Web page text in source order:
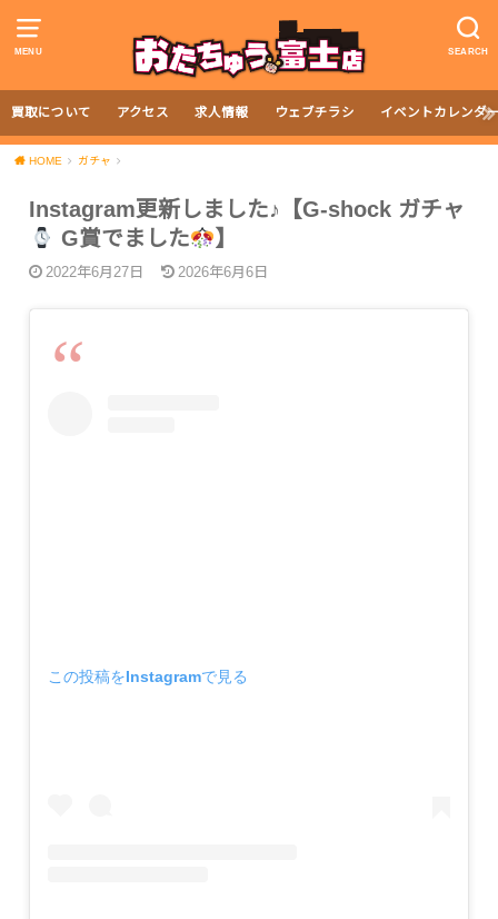
MENU SEARCH
買取について アクセス 求人情報 ウェブチラシ イベントカレンダ
HOME ガチャ
Instagram更新しました♪【G-shock ガチャ
G賞でました
】
2022年6月27日 2026年6月6日
この投稿をInstagramで見る